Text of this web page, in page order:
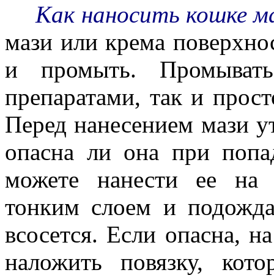
Как наносить кошке
мази или крема
и промыть.
препаратами, так и
Перед нанесением мази
опасна ли она при
можете нанести ее на
тонким слоем и
всосется. Если опасна,
наложить повязку,